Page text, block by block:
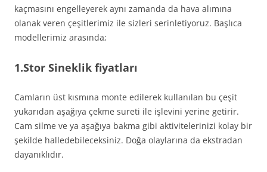
kaçmasını engelleyerek aynı zamanda da hava alımına
olanak veren çeşitlerimiz ile sizleri serinletiyoruz. Başlıca
modellerimiz arasında;
1.Stor Sineklik fiyatları
Camların üst kısmına monte edilerek kullanılan bu çeşit
yukarıdan aşağıya çekme sureti ile işlevini yerine getirir.
Cam silme ve ya aşağıya bakma gibi aktivitelerinizi kolay bir
şekilde halledebileceksiniz. Doğa olaylarına da ekstradan
dayanıklıdır.